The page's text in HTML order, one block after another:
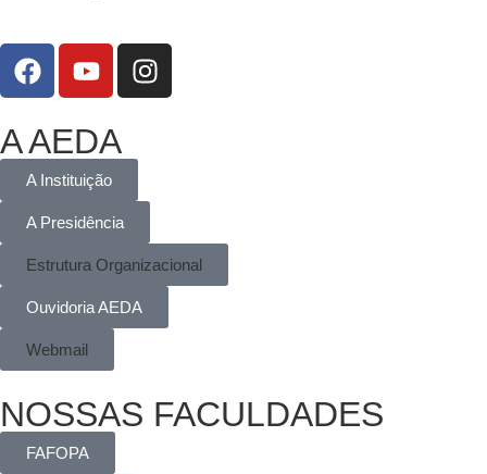
A AEDA
A Instituição
A Presidência
Estrutura Organizacional
Ouvidoria AEDA
Webmail
NOSSAS FACULDADES
FAFOPA